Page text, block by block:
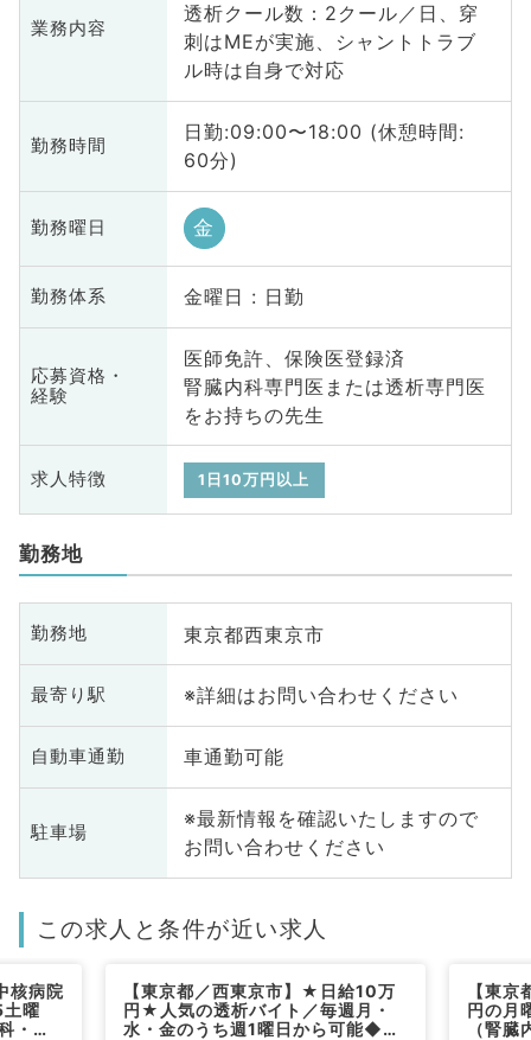
業務内容
透析クール数：2クール／日、穿
刺はMEが実施、シャントトラブ
ル時は自身で対応
勤務時間
日勤:09:00〜18:00 (休憩時間:
60分)
勤務曜日 金
勤務体系 金曜日 : 日勤
応募資格・
経験
医師免許、保険医登録済
腎臓内科専門医または透析専門医
をお持ちの先生
求人特徴 1日10万円以上
勤務地
勤務地 東京都西東京市
最寄り駅 ※詳細はお問い合わせください
自動車通勤 車通勤可能
駐車場
※最新情報を確認いたしますので
お問い合わせください
この求人と条件が近い求人
核病院
曜
・人
【東京都／西東京市】★日給10万
円★人気の透析バイト／毎週月・
水・金のうち週1曜日から可能◆専
【東
円の月
（腎